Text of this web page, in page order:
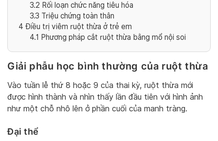
3.2 Rối loạn chức năng tiêu hóa
3.3 Triệu chứng toàn thân
4 Điều trị viêm ruột thừa ở trẻ em
4.1 Phương pháp cắt ruột thừa bằng mổ nội soi
Giải phẫu học bình thường của ruột thừa
Vào tuần lễ thứ 8 hoặc 9 của thai kỳ, ruột thừa mới
được hình thành và nhìn thấy lần đầu tiên với hình ảnh
như một chỗ nhô lên ở phần cuối của manh tràng.
Đại thể